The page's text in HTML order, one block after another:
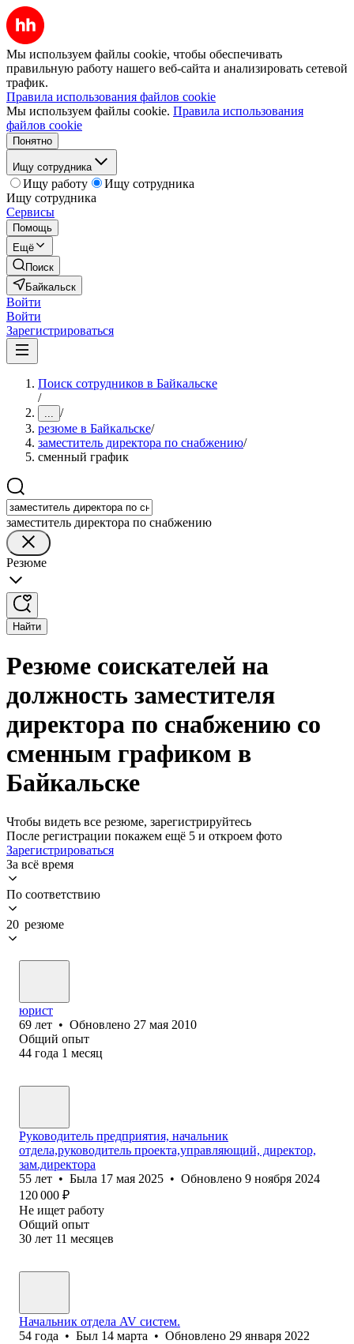
Мы используем файлы cookie, чтобы обеспечивать
правильную работу нашего веб-сайта и анализировать сетевой
трафик.
Правила использования файлов cookie
Мы используем файлы cookie. Правила использования
файлов cookie
Понятно
Ищу сотрудника
Ищу работу
Ищу сотрудника
Ищу сотрудника
Сервисы
Помощь
Ещё
Поиск
Байкальск
Войти
Войти
Зарегистрироваться
Поиск сотрудников в Байкальске
/
... /
резюме в Байкальске/
заместитель директора по снабжению/
сменный график
заместитель директора по снабжению
Резюме
Найти
Резюме соискателей на
должность заместителя
директора по снабжению со
сменным графиком в
Байкальске
Чтобы видеть все резюме, зарегистрируйтесь
После регистрации покажем ещё 5 и откроем фото
Зарегистрироваться
За всё время
По соответствию
20 резюме
юрист
69 лет • Обновлено 27 мая 2010
Общий опыт
44 года 1 месяц
Руководитель предприятия, начальник
отдела,руководитель проекта,управляющий, директор,
зам.директора
55 лет • Была 17 мая 2025 • Обновлено 9 ноября 2024
120 000 ₽
Не ищет работу
Общий опыт
30 лет 11 месяцев
Начальник отдела AV систем.
54 года • Был 14 марта • Обновлено 29 января 2022